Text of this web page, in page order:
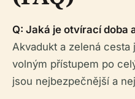
Q: Jaká je otvírací doba
Akvadukt a zelená
volným přístupem po
jsou nejbezpečnější a